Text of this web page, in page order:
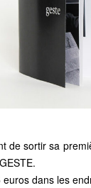
de sortir sa
dans les